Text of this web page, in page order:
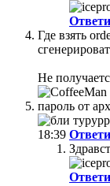
Где взять
Не
пароль от
18:39